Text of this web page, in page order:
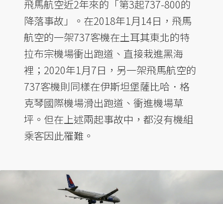
飛馬航空近2年來的「第3起737-800的
降落事故」。在2018年1月14日，飛馬
航空的一架737客機在土耳其東北的特
拉布宗機場衝出跑道、直接栽進黑海
裡；2020年1月7日，另一架飛馬航空的
737客機則同樣在伊斯坦堡薩比哈．格
克琴國際機場滑出跑道、衝進機場草
坪。但在上述兩起事故中，都沒有機組
乘客因此罹難。